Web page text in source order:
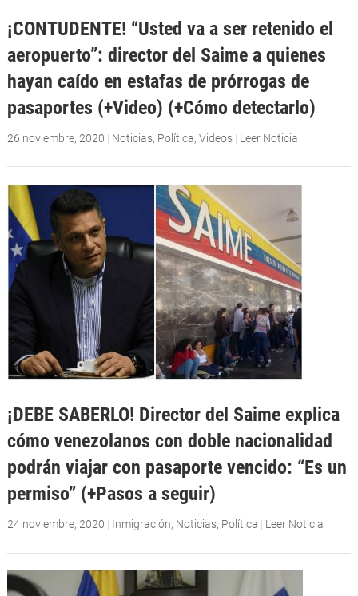
¡CONTUDENTE! “Usted va a ser retenido el
aeropuerto”: director del Saime a quienes
hayan caído en estafas de prórrogas de
pasaportes (+Video) (+Cómo detectarlo)
26 noviembre, 2020 | Noticias, Política, Videos | Leer Noticia
¡DEBE SABERLO! Director del Saime explica
cómo venezolanos con doble nacionalidad
podrán viajar con pasaporte vencido: “Es un
permiso” (+Pasos a seguir)
24 noviembre, 2020 | Inmigración, Noticias, Política | Leer Noticia